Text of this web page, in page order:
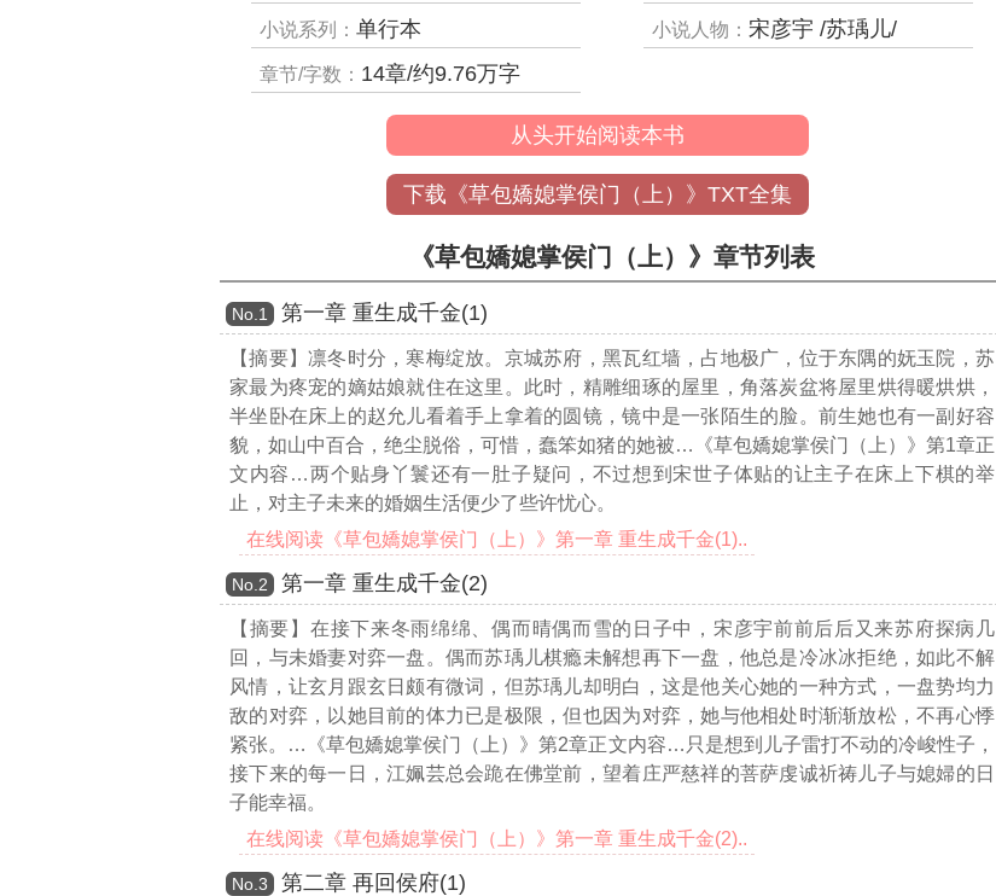
小说系列： 单行本 小说人物： 宋彦宇 /苏瑀儿/
章节/字数： 14章/约9.76万字
从头开始阅读本书
下载《草包嬌媳掌侯门（上）》TXT全集
《草包嬌媳掌侯门（上）》章节列表
Νο.1 第一章 重生成千金(1)
【摘要】凛冬时分，寒梅绽放。京城苏府，黑瓦红墙，占地极广，位于东隅的妩玉院，苏
家最为疼宠的嫡姑娘就住在这里。此时，精雕细琢的屋里，角落炭盆将屋里烘得暖烘烘，
半坐卧在床上的赵允儿看着手上拿着的圆镜，镜中是一张陌生的脸。前生她也有一副好容
貌，如山中百合，绝尘脱俗，可惜，蠢笨如猪的她被…《草包嬌媳掌侯门（上）》第1章正
文内容…两个贴身丫鬟还有一肚子疑问，不过想到宋世子体贴的让主子在床上下棋的举
止，对主子未来的婚姻生活便少了些许忧心。
在线阅读《草包嬌媳掌侯门（上）》第一章 重生成千金(1)..
Νο.2 第一章 重生成千金(2)
【摘要】在接下来冬雨绵绵、偶而晴偶而雪的日子中，宋彦宇前前后后又来苏府探病几
回，与未婚妻对弈一盘。偶而苏瑀儿棋瘾未解想再下一盘，他总是冷冰冰拒绝，如此不解
风情，让玄月跟玄日颇有微词，但苏瑀儿却明白，这是他关心她的一种方式，一盘势均力
敌的对弈，以她目前的体力已是极限，但也因为对弈，她与他相处时渐渐放松，不再心悸
紧张。
…《草包嬌媳掌侯门（上）》第2章正文内容… 只是想到儿子雷打不动的冷峻性子，
接下来的每一日，江姵芸总会跪在佛堂前，望着庄严慈祥的菩萨虔诚祈祷儿子与媳婦的日
子能幸福。
在线阅读《草包嬌媳掌侯门（上）》第一章 重生成千金(2)..
Νο.3 第二章 再回侯府(1)